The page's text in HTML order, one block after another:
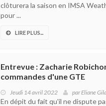
clôturera la saison en IMSA
pour ...
LIRE PLUS...
Entrevue : Zacharie
commandes d'une GTE
Jeudi 14 avril 2022 parEliane
En dépit du fait qu'il ne dispute